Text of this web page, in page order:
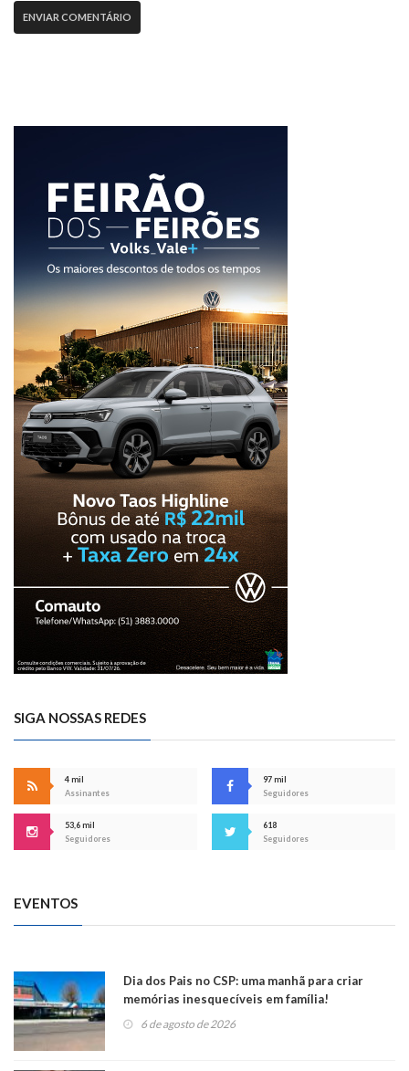
SIGA NOSSAS REDES
4 mil
Assinantes
97 mil
Seguidores
53,6 mil
Seguidores
618
Seguidores
EVENTOS
Dia dos Pais no CSP: uma manhã para criar
memórias inesquecíveis em família!
6 de agosto de 2026